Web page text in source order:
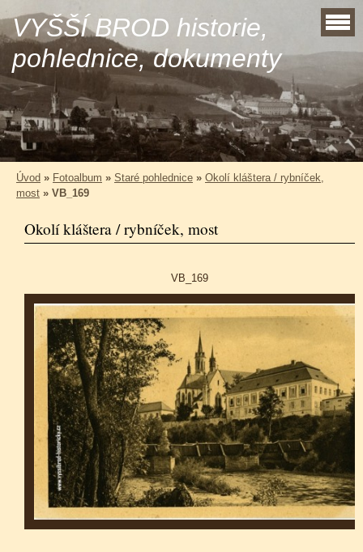
VYŠŠÍ BROD historie,
pohlednice, dokumenty
Úvod » Fotoalbum » Staré pohlednice » Okolí kláštera / rybníček,
most » VB_169
Okolí kláštera / rybníček, most
VB_169